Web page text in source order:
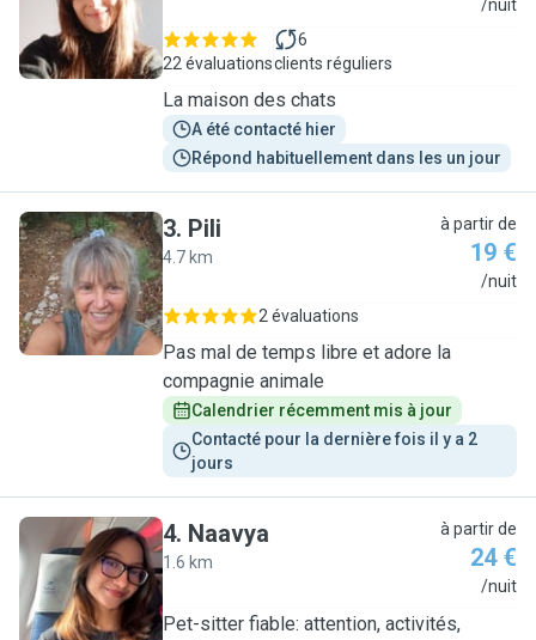
/nuit
22 évaluations
6
clients réguliers
La maison des chats
A été contacté hier
Répond habituellement dans les un jour
P
3. Pili
4.7 km
à partir de
19 €
/nuit
2 évaluations
Pas mal de temps libre et adore la
compagnie animale
Calendrier récemment mis à jour
Contacté pour la dernière fois il y a 2
jours
N
4. Naavya
1.6 km
à partir de
24 €
/nuit
Pet-sitter fiable: attention, activités,